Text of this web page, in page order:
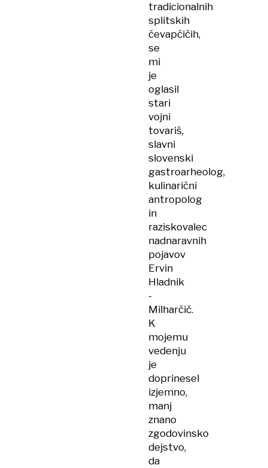
tradicionalnih
splitskih
čevapčičih,
se
mi
je
oglasil
stari
vojni
tovariš,
slavni
slovenski
gastroarheolog,
kulinarični
antropolog
in
raziskovalec
nadnaravnih
pojavov
Ervin
Hladnik
-
Milharčič.
K
mojemu
vedenju
je
doprinesel
izjemno,
manj
znano
zgodovinsko
dejstvo,
da